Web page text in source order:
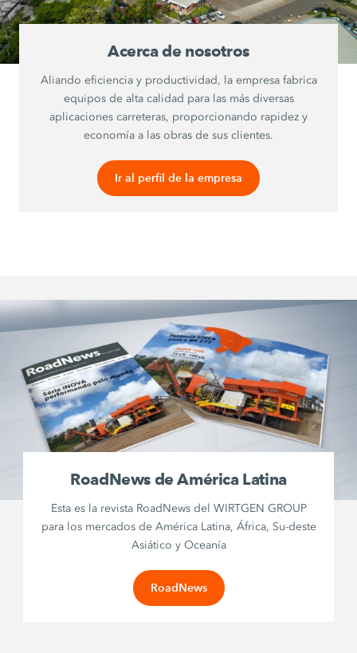
Acerca de nosotros
Aliando eficiencia y productividad, la empresa fabrica
equipos de alta calidad para las más diversas
aplicaciones carreteras, proporcionando rapidez y
economía a las obras de sus clientes.
Ir al perfil de la empresa
RoadNews de América Latina
Esta es la revista RoadNews del WIRTGEN GROUP
para los mercados de América Latina, África, Su-deste
Asiático y Oceanía
RoadNews